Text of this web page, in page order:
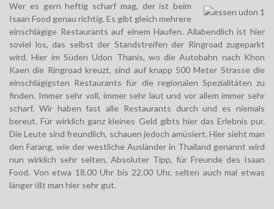
Wer es gern heftig scharf mag, der ist beim
Isaan Food genau richtig. Es gibt gleich mehrere
einschlägige Restaurants auf einem Haufen. Allabendlich ist hier
soviel los, das selbst der Standstreifen der Ringroad zugeparkt
wird. Hier im Süden Udon Thanis, wo die Autobahn nach Khon
Kaen die Ringroad kreuzt, sind auf knapp 500 Meter Strasse die
einschlägigsten Restaurants für die regionalen Spezialitäten zu
finden. Immer sehr voll, immer sehr laut und vor allem immer sehr
scharf. Wir haben fast alle Restaurants durch und es niemals
bereut. Für wirklich ganz kleines Geld gibts hier das Erlebnis pur.
Die Leute sind freundlich, schauen jedoch amüsiert. Hier sieht man
den Farang, wie der westliche Ausländer in Thailand genannt wird
nun wirklich sehr selten, Absoluter Tipp, für Freunde des Isaan
Food. Von etwa 18.00 Uhr bis 22.00 Uhr, selten auch mal etwas
länger ißt man hier sehr gut.